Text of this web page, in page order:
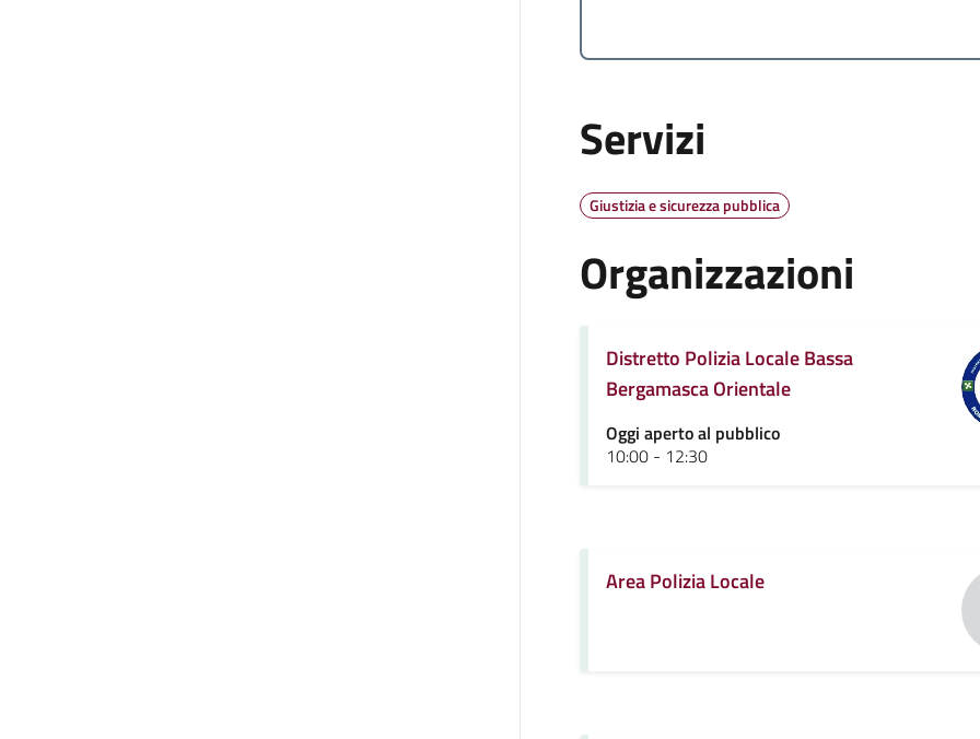
Servizi
Giustizia e sicurezza pubblica
Organizzazioni
Distretto Polizia Locale Bassa
Bergamasca Orientale
Oggi aperto al pubblico
10:00 - 12:30
Area Polizia Locale